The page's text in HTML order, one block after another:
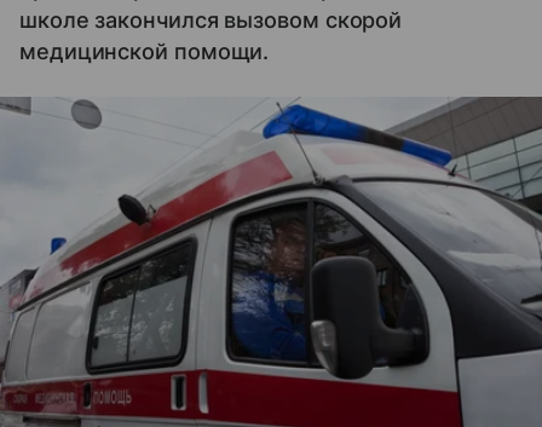
школе закончился вызовом скорой
медицинской помощи.